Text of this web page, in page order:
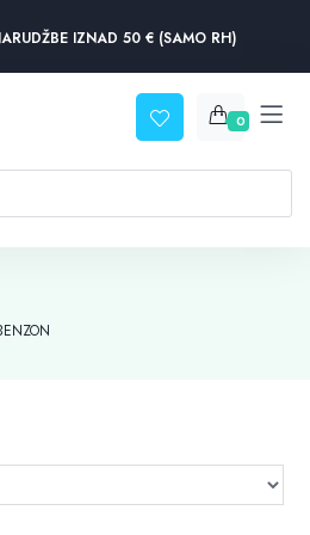
IZNAD 50 € (SAMO RH)
0